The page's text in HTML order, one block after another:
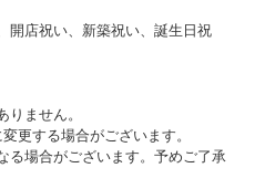
開店祝い、新築祝い、誕生日祝
ません。
更する場合がございます。
る場合がございます。予めご了承